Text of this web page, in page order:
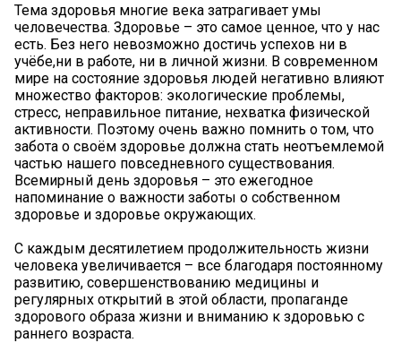
Тема здоровья многие века затрагивает умы
человечества. Здоровье – это самое ценное, что у нас
есть. Без него невозможно достичь успехов ни в
учёбе,ни в работе, ни в личной жизни. В современном
мире на состояние здоровья людей негативно влияют
множество факторов: экологические проблемы,
стресс, неправильное питание, нехватка физической
активности. Поэтому очень важно помнить о том, что
забота о своём здоровье должна стать неотъемлемой
частью нашего повседневного существования.
Всемирный день здоровья – это ежегодное
напоминание о важности заботы о собственном
здоровье и здоровье окружающих.
С каждым десятилетием продолжительность жизни
человека увеличивается – все благодаря постоянному
развитию, совершенствованию медицины и
регулярных открытий в этой области, пропаганде
здорового образа жизни и вниманию к здоровью с
раннего возраста.